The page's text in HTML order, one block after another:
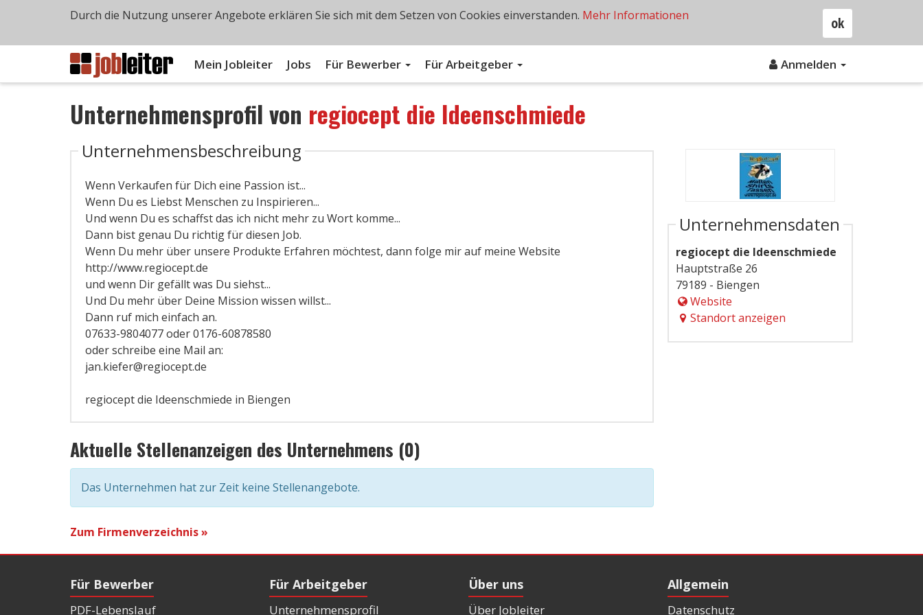
Mein Jobleiter Jobs Für Bewerber Für Arbeitgeber Anmelden
Unternehmensprofil von regiocept die Ideenschmiede
Unternehmensbeschreibung
Wenn Verkaufen für Dich eine Passion ist...
Wenn Du es Liebst Menschen zu Inspirieren...
Und wenn Du es schaffst das ich nicht mehr zu Wort komme...
Dann bist genau Du richtig für diesen Job.
Wenn Du mehr über unsere Produkte Erfahren möchtest, dann folge mir auf meine Website
http://www.regiocept.de
und wenn Dir gefällt was Du siehst...
Und Du mehr über Deine Mission wissen willst...
Dann ruf mich einfach an.
07633-9804077 oder 0176-60878580
oder schreibe eine Mail an:
jan.kiefer@regiocept.de
regiocept die Ideenschmiede in Biengen
Unternehmensdaten
regiocept die Ideenschmiede
Hauptstraße 26
79189 - Biengen
Website
Standort anzeigen
Aktuelle Stellenanzeigen des Unternehmens (0)
Das Unternehmen hat zur Zeit keine Stellenangebote.
Zum Firmenverzeichnis »
Für Bewerber
PDF-Lebenslauf
Für Arbeitgeber
Unternehmensprofil
Über uns
Über Jobleiter
Allgemein
Datenschutz
ok
Durch die Nutzung unserer Angebote erklären Sie sich mit dem Setzen von Cookies einverstanden. Mehr Informationen